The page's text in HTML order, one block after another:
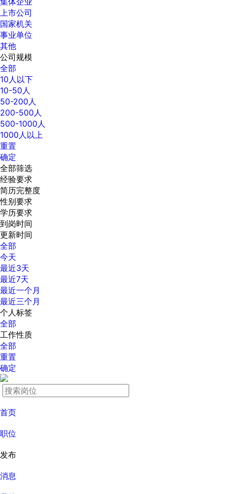
上市公司
国家机关
事业单位
其他
公司规模
全部
10人以下
10-50人
50-200人
200-500人
500-1000人
1000人以上
重置
确定
全部筛选
经验要求
简历完整度
性别要求
学历要求
到岗时间
更新时间
全部
今天
最近3天
最近7天
最近一个月
最近三个月
个人标签
全部
工作性质
全部
重置
确定
首页
职位
发布
消息